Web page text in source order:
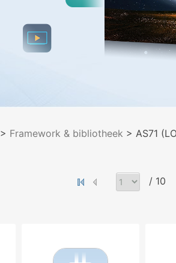
> Framework & bibliotheek > AS71
/ 10